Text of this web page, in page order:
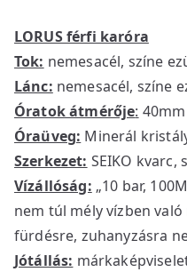
LORUS férfi karóra
Tok: nemesacél, színe
Lánc: nemesacél, színe
Óratok átmérője: 40mm
Óraüveg: Minerál
Szerkezet: SEIKO kvarc,
Vízállóság: „10 bar,
nem túl mély vízben
fürdésre, zuhanyzásra
Jótállás: